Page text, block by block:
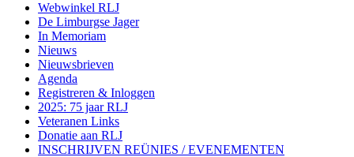
Webwinkel RLJ
De Limburgse Jager
In Memoriam
Nieuws
Nieuwsbrieven
Agenda
Registreren & Inloggen
2025: 75 jaar RLJ
Veteranen Links
Donatie aan RLJ
INSCHRIJVEN REÜNIES / EVENEMENTEN